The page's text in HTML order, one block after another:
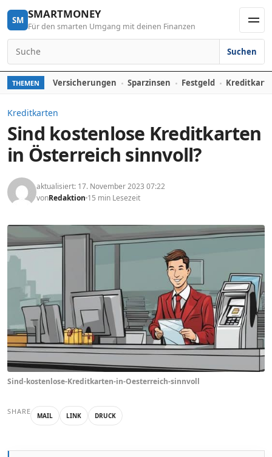
Skip to content
SM SMARTMONEY
Für den smarten Umgang mit deinen Finanzen
Search for:
Suchen
THEMEN Versicherungen Sparzinsen Festgeld
Kreditkarten
Sind kostenlose Kreditkarten
in Österreich sinnvoll?
aktualisiert: 17. November 2023 07:22
vonRedaktion 15 min Lesezeit
Sind-kostenlose-Kreditkarten-in-Oesterreich-sinnvoll
SHARE MAIL LINK DRUCK